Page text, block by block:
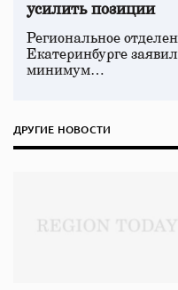
усилить позиции
Региональное
Екатеринбурге
минимум…
ДРУГИЕ НОВОСТИ